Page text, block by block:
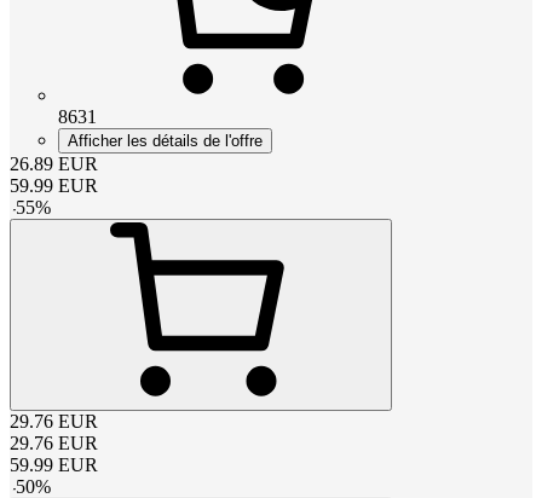
8631
Afficher les détails de l'offre
26.89 EUR
59.99 EUR
-55%
29.76 EUR
29.76 EUR
59.99 EUR
-50%